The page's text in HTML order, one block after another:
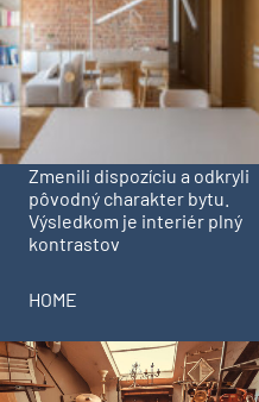
Zmenili dispozíciu a odkryli
pôvodný charakter bytu.
Výsledkom je interiér plný
kontrastov
HOME